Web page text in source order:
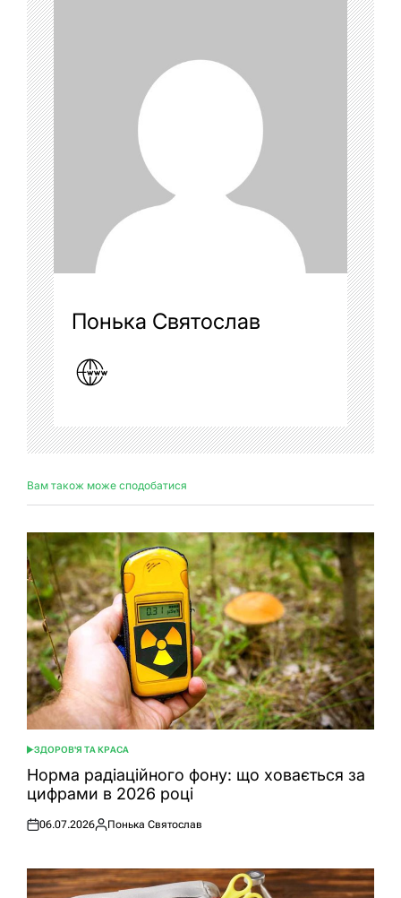
Понька Святослав
Вам також може сподобатися
ОПУБЛІКУВАТИ
У
ЗДОРОВ'Я ТА КРАСА
Норма радіаційного фону: що ховається за
цифрами в 2026 році
Оприлюднено
06.07.2026
Опубліковано
Понька Святослав